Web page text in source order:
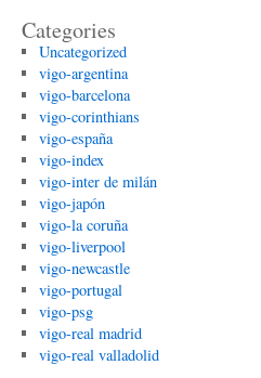
Categories
Uncategorized
vigo-argentina
vigo-barcelona
vigo-corinthians
vigo-españa
vigo-index
vigo-inter de milán
vigo-japón
vigo-la coruña
vigo-liverpool
vigo-newcastle
vigo-portugal
vigo-psg
vigo-real madrid
vigo-real valladolid